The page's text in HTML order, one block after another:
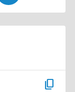
content_copy